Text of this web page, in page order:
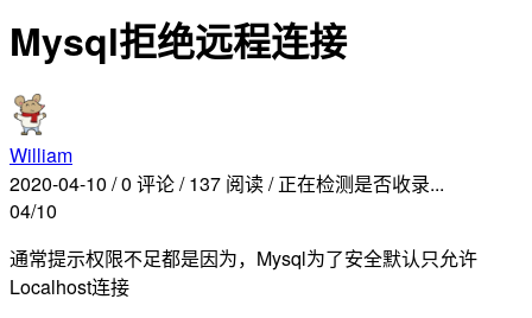
Mysql拒绝远程连接
William
2020-04-10 /0 评论/ 137 阅读/ 正在检测是否收录...
04/10
通常提示权限不足都是因为，Mysql为了安全默认只允许
Localhost连接